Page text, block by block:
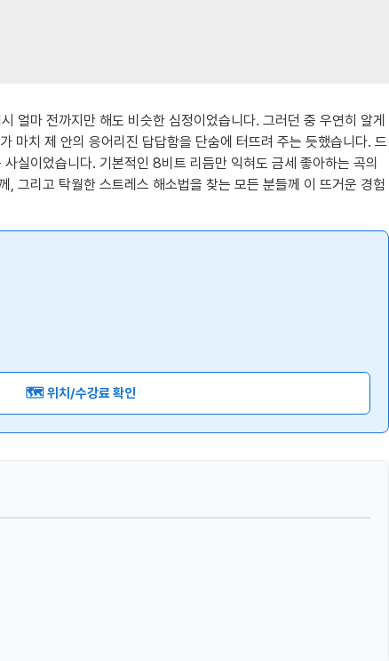
얼마 전까지만 해도 비슷한 심정이었습니다. 그러던 중 우연히 알게
마치 제 안의 응어리진 답답함을 단숨에 터뜨려 주는 듯했습니다. 드
실이었습니다. 기본적인 8비트 리듬만 익혀도 금세 좋아하는 곡의
그리고 탁월한 스트레스 해소법을 찾는 모든 분들께 이 뜨거운 경험
🗺️ 위치/수강료 확인